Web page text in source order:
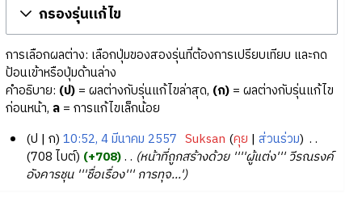
กรองรุ่นแก้ไข
การเลือกผลต่าง: เลือกปุ่มของสองรุ่นที่ต้องการเปรียบเทียบ และกด
ป้อนเข้าหรือปุ่มด้านล่าง
คำอธิบาย: (ป)= ผลต่างกับรุ่นแก้ไขล่าสุด, (ก)= ผลต่างกับรุ่นแก้ไข
ก่อนหน้า, ล= การแก้ไขเล็กน้อย
ป ก 10:52, 4 มีนาคม 2557 Suksan คุย ส่วนร่วม ‎
708 ไบต์
+708 ‎
หน้าที่ถูกสร้างด้วย ''''ผู้แต่ง''' วีรณรงค์
อังคารชุน '''ชื่อเรื่อง''' การทุจ...'